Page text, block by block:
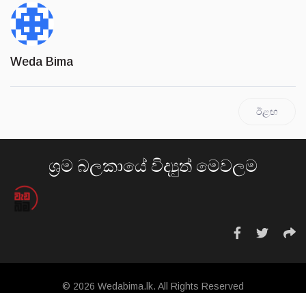
Weda Bima
ඊළඟ
ශ්‍රම බලකායේ විද්‍යුත් මෙවලම
© 2026 Wedabima.lk. All Rights Reserved